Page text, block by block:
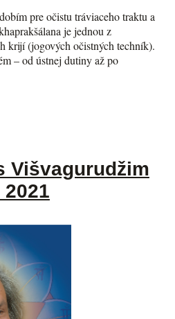
pre očistu tráviaceho traktu a
je jednou z
krijí (jogových očistných techník).
– od ústnej dutiny až po
Višvagurudžim